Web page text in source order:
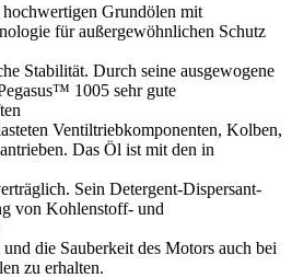
Grundölen mit
für außergewöhnlichen Schutz
Stabilität. Durch seine ausgewogene
1005 sehr gute
Ventiltriebkomponenten, Kolben,
Das Öl ist mit den in
Sein Detergent-Dispersant-
von Kohlenstoff- und
die Sauberkeit des Motors auch bei
zu erhalten.